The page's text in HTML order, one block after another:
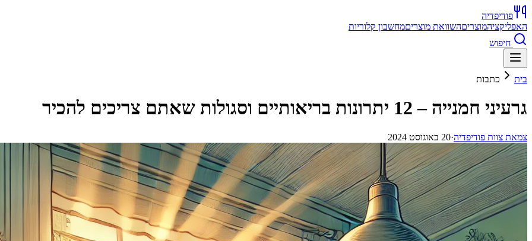
פודיפדיה
האפליקציהמוצריםהשוואת מוצריםמחשבון קלוריות
חיפוש
בית כתבות
גרעיני חמנייה – 12 יתרונות בריאותיים וסגולות שאתם צריכים להכיר
צמאת צוות פודיפדיה·20 באוגוסט 2024